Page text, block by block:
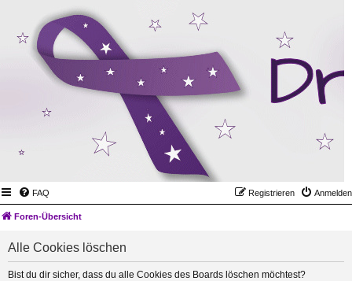
FAQ Anmelden
Registrieren
Foren-Übersicht
Alle Cookies löschen
Bist du dir sicher, dass du alle Cookies des Boards löschen möchtest?